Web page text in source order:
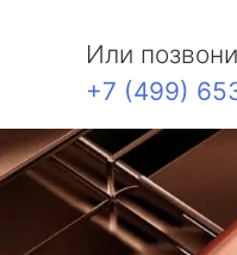
Или
+7 (499)